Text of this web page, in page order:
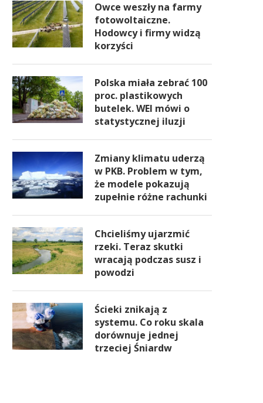
Owce weszły na farmy
fotowoltaiczne.
Hodowcy i firmy widzą
korzyści
Polska miała zebrać 100
proc. plastikowych
butelek. WEI mówi o
statystycznej iluzji
Zmiany klimatu uderzą
w PKB. Problem w tym,
że modele pokazują
zupełnie różne rachunki
Chcieliśmy ujarzmić
rzeki. Teraz skutki
wracają podczas susz i
powodzi
Ścieki znikają z
systemu. Co roku skala
dorównuje jednej
trzeciej Śniardw